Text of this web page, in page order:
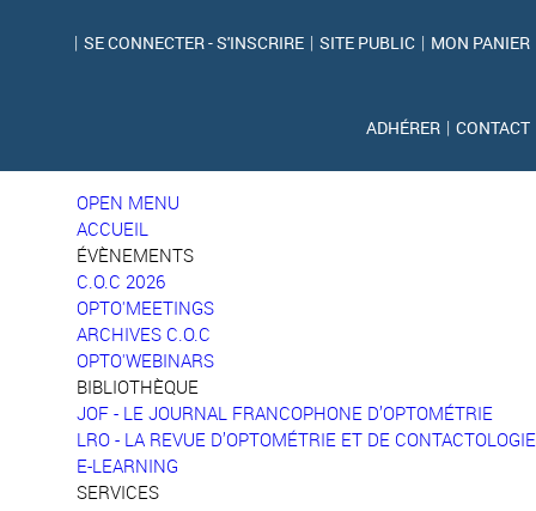
MON PANIER
|
SITE PUBLIC
|
SE CONNECTER - S'INSCRIRE
|
CONTACT
|
ADHÉRER
OPEN MENU
ACCUEIL
ÉVÈNEMENTS
C.O.C 2026
OPTO'MEETINGS
ARCHIVES C.O.C
OPTO'WEBINARS
BIBLIOTHÈQUE
JOF - LE JOURNAL FRANCOPHONE D’OPTOMÉTRIE
LRO - LA REVUE D’OPTOMÉTRIE ET DE CONTACTOLOGIE
E-LEARNING
SERVICES